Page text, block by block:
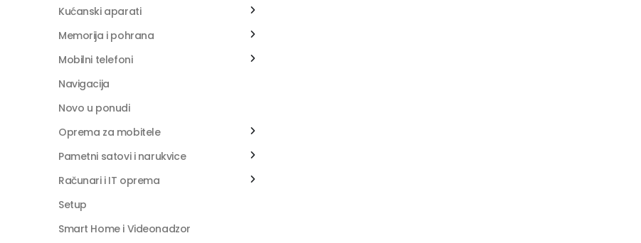
Kućanski aparati
Memorija i pohrana
Mobilni telefoni
Navigacija
Novo u ponudi
Oprema za mobitele
Pametni satovi i narukvice
Računari i IT oprema
Setup
Smart Home i Videonadzor